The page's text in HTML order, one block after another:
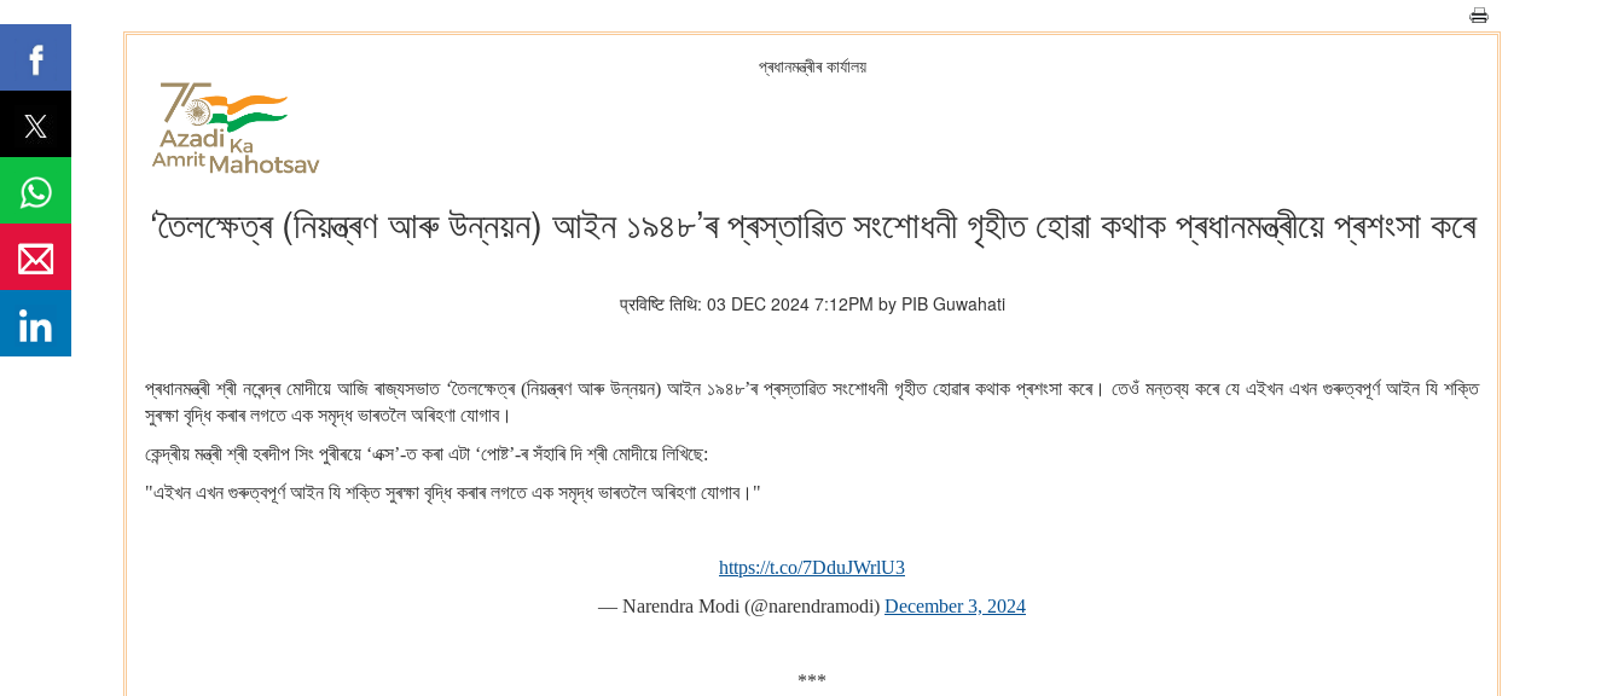
প্ৰধানমন্ত্ৰীৰ কাৰ্যালয়
‘তৈলক্ষেত্ৰ (নিয়ন্ত্ৰণ আৰু উন্নয়ন) আইন ১৯৪৮’ৰ প্ৰস্তাৱিত সংশোধনী গৃহীত হোৱা কথাক প্ৰধানমন্ত্ৰীয়ে প্ৰশংসা কৰে
प्रविष्टि तिथि: 03 DEC 2024 7:12PM by PIB Guwahati
প্ৰধানমন্ত্ৰী শ্ৰী নৰেন্দ্ৰ মোদীয়ে আজি ৰাজ্যসভাত ‘তৈলক্ষেত্ৰ (নিয়ন্ত্ৰণ আৰু উন্নয়ন) আইন ১৯৪৮’ৰ প্ৰস্তাৱিত সংশোধনী গৃহীত হোৱাৰ কথাক প্ৰশংসা কৰে। তেওঁ মন্তব্য কৰে যে এইখন এখন গুৰুত্বপূৰ্ণ আইন যি শক্তি
সুৰক্ষা বৃদ্ধি কৰাৰ লগতে এক সমৃদ্ধ ভাৰতলৈ অৰিহণা যোগাব।
কেন্দ্ৰীয় মন্ত্ৰী শ্ৰী হৰদীপ সিং পুৰীৰয়ে ‘এক্স’-ত কৰা এটা ‘পোষ্ট’-ৰ সঁহাৰি দি শ্ৰী মোদীয়ে লিখিছে:
"এইখন এখন গুৰুত্বপূৰ্ণ আইন যি শক্তি সুৰক্ষা বৃদ্ধি কৰাৰ লগতে এক সমৃদ্ধ ভাৰতলৈ অৰিহণা যোগাব।"
https://t.co/7DduJWrlU3
— Narendra Modi (@narendramodi) December 3, 2024
***